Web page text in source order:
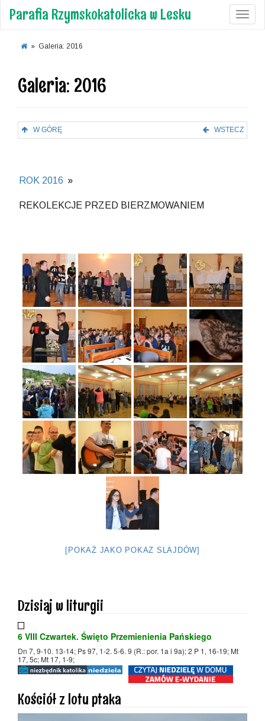
Parafia Rzymskokatolicka w Lesku
» Galeria: 2016
Galeria: 2016
W GÓRĘ WSTECZ
ROK 2016 »
REKOLEKCJE PRZED BIERZMOWANIEM
[POKAŻ JAKO POKAZ SLAJDÓW]
Dzisiaj w liturgii
6 VIII Czwartek. Święto Przemienienia Pańskiego
Dn 7, 9-10. 13-14; Ps 97, 1-2. 5-6. 9 (R.: por. 1a i 9a); 2 P 1, 16-19; Mt
17, 5c; Mt 17, 1-9;
Kościół z lotu ptaka